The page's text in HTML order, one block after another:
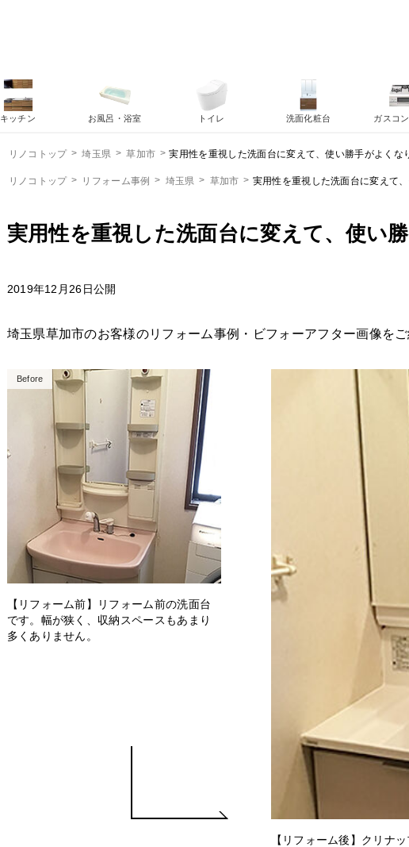
リノコトップ 埼玉県 草加市 実用性を重視した洗面台に変えて、使い勝手がよくな
リノコトップ リフォーム事例 埼玉県 草加市 実用性を重視した洗面台に変えて
実用性を重視した洗面台に変えて、使い
2019年12月26日公開
埼玉県草加市のお客様のリフォーム事例・ビフォーアフター画像をご
Before
【リフォーム前】リフォーム前の洗面台
です。幅が狭く、収納スペースもあまり
多くありません。
【リフォーム後】クリナ
キッチン お風呂・浴室 トイレ 洗面化粧台 ガスコ